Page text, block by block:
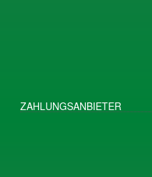
ZAHLUNGSANBIETER